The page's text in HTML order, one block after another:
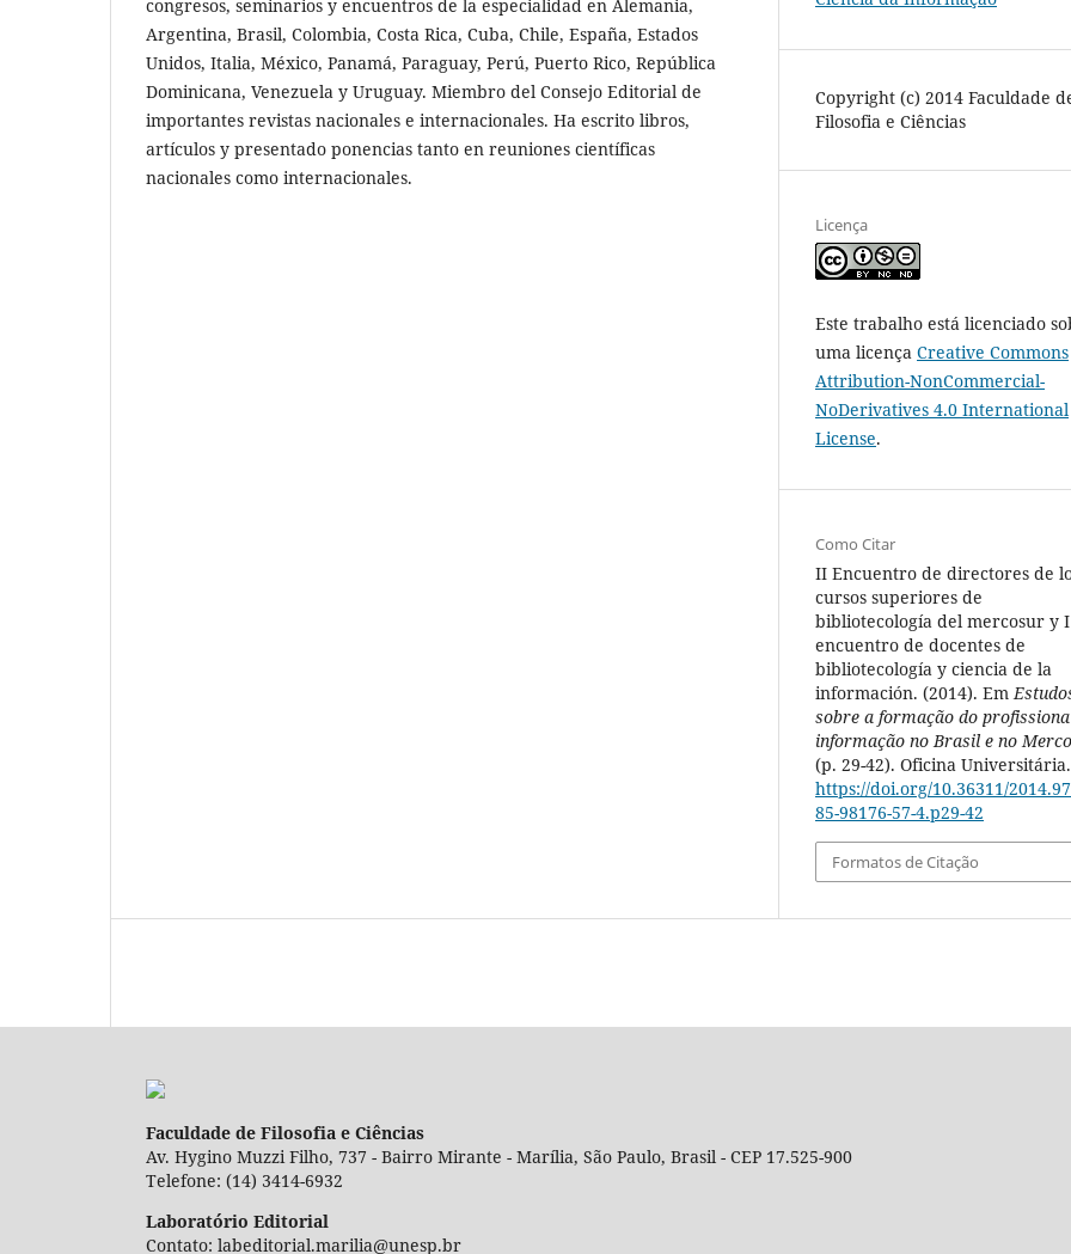
congresos, seminarios y encuentros de la especialidad en Alemania,
Argentina, Brasil, Colombia, Costa Rica, Cuba, Chile, España, Estados
Unidos, Italia, México, Panamá, Paraguay, Perú, Puerto Rico, República
Dominicana, Venezuela y Uruguay. Miembro del Consejo Editorial de
importantes revistas nacionales e internacionales. Ha escrito libros,
artículos y presentado ponencias tanto en reuniones científicas
nacionales como internacionales.
Copyright (c) 2014 Faculdade
Filosofia e Ciências
Licença
Este trabalho está licenciado
uma licença Creative Commons
Attribution-NonCommercial-
NoDerivatives 4.0 International
License.
Como Citar
II Encuentro de directores de
cursos superiores de
bibliotecología del mercosur y I
encuentro de docentes de
bibliotecología y ciencia de la
información. (2014). Em
sobre a formação do
informação no Brasil e no
(p. 29-42). Oficina Universitária.
https://doi.org/10.36311/
85-98176-57-4.p29-42
Formatos de Citação
Faculdade de Filosofia e Ciências
Av. Hygino Muzzi Filho, 737 - Bairro Mirante - Marília, São Paulo, Brasil - CEP 17.525-900
Telefone: (14) 3414-6932
Laboratório Editorial
Contato: labeditorial.marilia@unesp.br